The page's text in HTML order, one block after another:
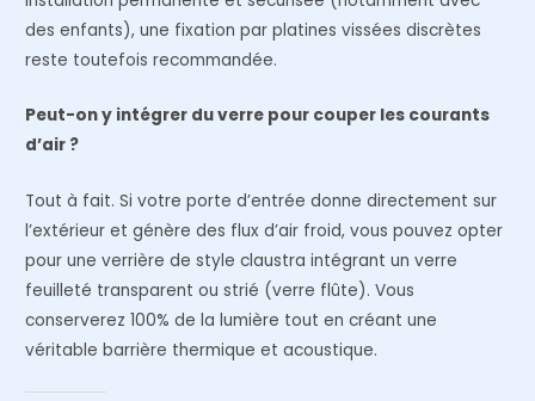
des enfants), une fixation par platines vissées discrètes
reste toutefois recommandée.
Peut-on y intégrer du verre pour couper les courants
d’air ?
Tout à fait. Si votre porte d’entrée donne directement sur
l’extérieur et génère des flux d’air froid, vous pouvez opter
pour une verrière de style claustra intégrant un verre
feuilleté transparent ou strié (verre flûte). Vous
conserverez 100% de la lumière tout en créant une
véritable barrière thermique et acoustique.